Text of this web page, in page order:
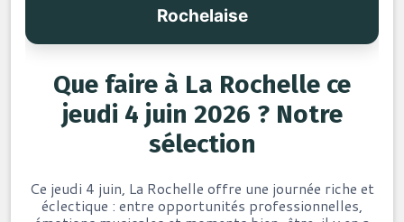
Rochelaise
Que faire à La Rochelle ce
jeudi 4 juin 2026 ? Notre
sélection
Ce jeudi 4 juin, La Rochelle offre une journée riche et
éclectique : entre opportunités professionnelles,